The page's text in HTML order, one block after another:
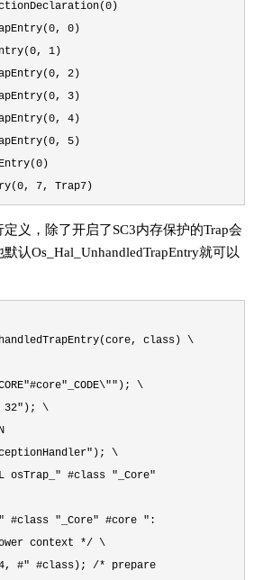
0)
1)
2)
3)
4)
5)
7, Trap7)
义，除了开启了SC3内存保护的Trap会
认Os_Hal_UnhandledTrapEntry就可以
class) \
\
32"); \
\
osTrap_" #class "_Core"
#class "_Core" #core ":
context */ \
#" #class); /* prepare